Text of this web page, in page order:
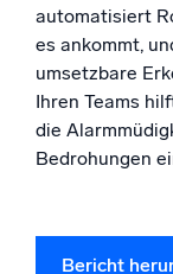
automatisiert
es ankommt,
umsetzbare
Ihren Teams
die
Bedrohungen
Bericht